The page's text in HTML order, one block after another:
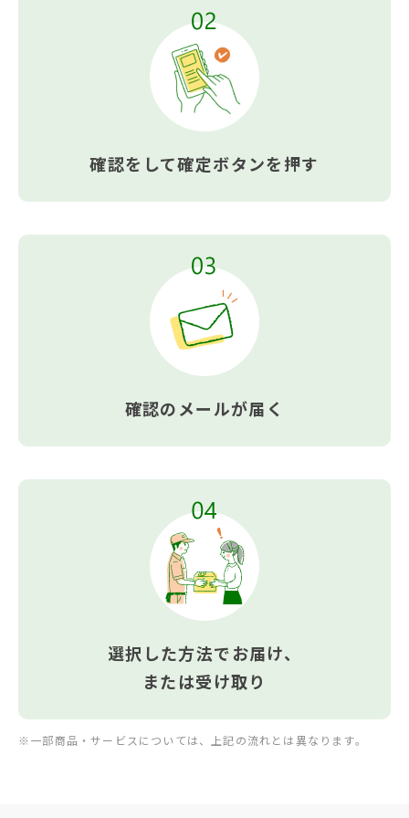
確認をして確定ボタンを押す
確認のメールが届く
選択した方法でお届け、
または受け取り
※一部商品・サービスについては、上記の流れとは異なります。